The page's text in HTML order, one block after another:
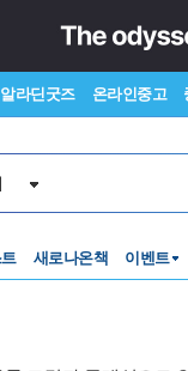
알라딘굿즈 온라인중고
새로나온책 이벤트